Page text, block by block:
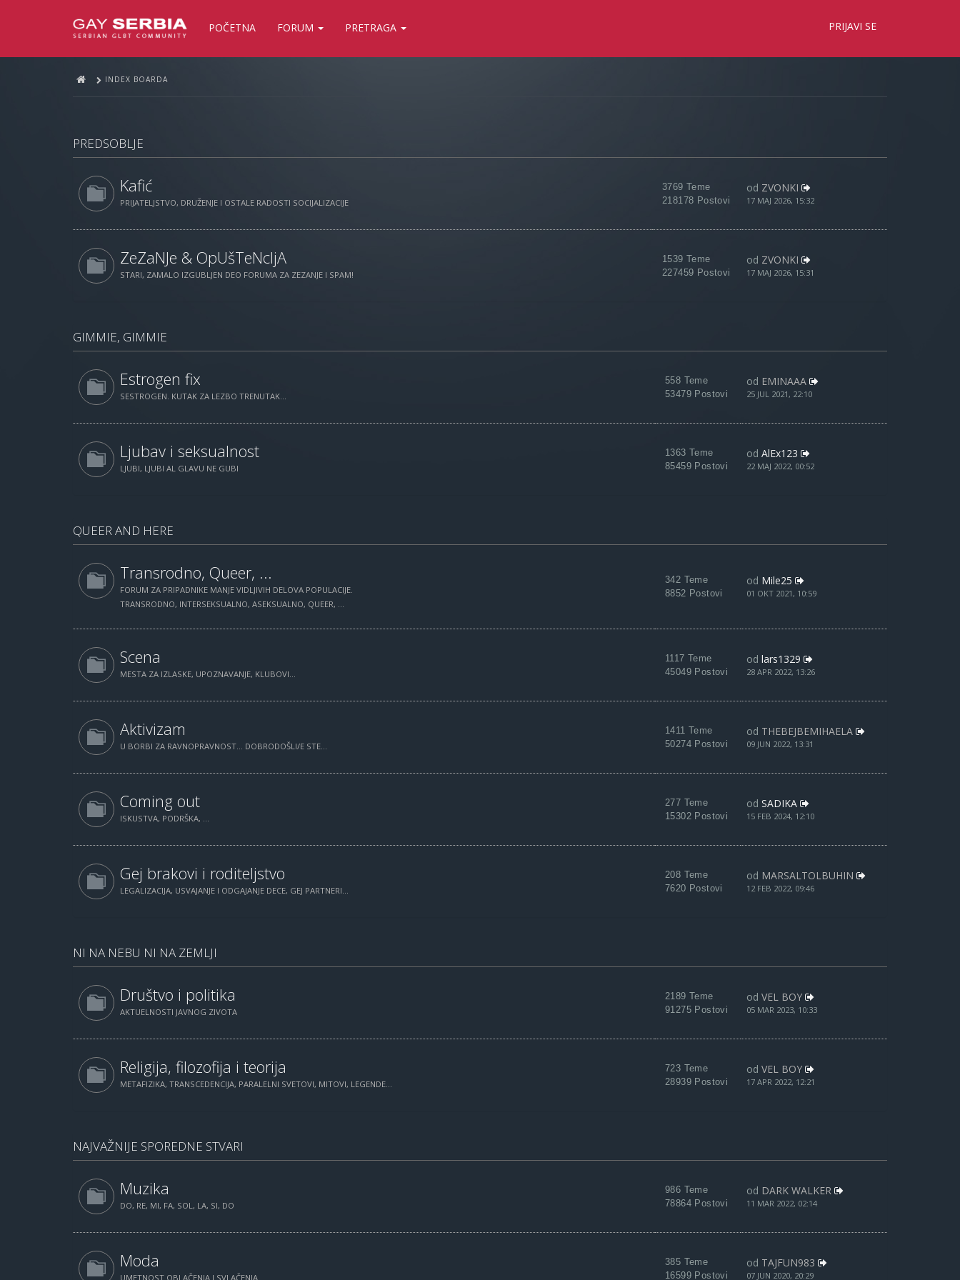
POČETNA FORUM PRETRAGA PRIJAVI SE
INDEX BOARDA
PREDSOBLJE
Kafić
PRIJATELJSTVO, DRUŽENJE I OSTALE RADOSTI SOCIJALIZACIJE
3769 Teme
218178 Postovi
od ZVONKI
17 MAJ 2026, 15:32
ZeZaNJe & OpUšTeNcIjA
STARI, ZAMALO IZGUBLJEN DEO FORUMA ZA ZEZANJE I SPAM!
1539 Teme
227459 Postovi
od ZVONKI
17 MAJ 2026, 15:31
GIMMIE, GIMMIE
Estrogen fix
SESTROGEN. KUTAK ZA LEZBO TRENUTAK...
558 Teme
53479 Postovi
od EMINAAA
25 JUL 2021, 22:10
Ljubav i seksualnost
LJUBI, LJUBI AL GLAVU NE GUBI
1363 Teme
85459 Postovi
od AlEx123
22 MAJ 2022, 00:52
QUEER AND HERE
Transrodno, Queer, ...
FORUM ZA PRIPADNIKE MANJE VIDLJIVIH DELOVA POPULACIJE.
TRANSRODNO, INTERSEKSUALNO, ASEKSUALNO, QUEER, ...
342 Teme
8852 Postovi
od Mile25
01 OKT 2021, 10:59
Scena
MESTA ZA IZLASKE, UPOZNAVANJE, KLUBOVI...
1117 Teme
45049 Postovi
od lars1329
28 APR 2022, 13:26
Aktivizam
U BORBI ZA RAVNOPRAVNOST... DOBRODOŠLI/E STE...
1411 Teme
50274 Postovi
od THEBEJBEMIHAELA
09 JUN 2022, 13:31
Coming out
ISKUSTVA, PODRŠKA, ...
277 Teme
15302 Postovi
od SADIKA
15 FEB 2024, 12:10
Gej brakovi i roditeljstvo
LEGALIZACIJA, USVAJANJE I ODGAJANJE DECE, GEJ PARTNERI...
208 Teme
7620 Postovi
od MARSALTOLBUHIN
12 FEB 2022, 09:46
NI NA NEBU NI NA ZEMLJI
Društvo i politika
AKTUELNOSTI JAVNOG ZIVOTA
2189 Teme
91275 Postovi
od VEL BOY
05 MAR 2023, 10:33
Religija, filozofija i teorija
METAFIZIKA, TRANSCEDENCIJA, PARALELNI SVETOVI, MITOVI, LEGENDE...
723 Teme
28939 Postovi
od VEL BOY
17 APR 2022, 12:21
NAJVAŽNIJE SPOREDNE STVARI
Muzika
DO, RE, MI, FA, SOL, LA, SI, DO
986 Teme
78864 Postovi
od DARK WALKER
11 MAR 2022, 02:14
Moda
UMETNOST OBLAČENJA I SVLAČENJA
385 Teme
16599 Postovi
od TAJFUN983
07 JUN 2020, 20:29